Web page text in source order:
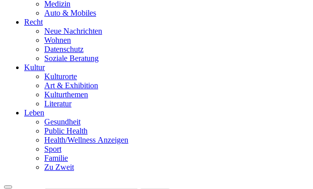
Medizin
Auto & Mobiles
Recht
Neue Nachrichten
Wohnen
Datenschutz
Soziale Beratung
Kultur
Kulturorte
Art & Exhibition
Kulturthemen
Literatur
Leben
Gesundheit
Public Health
Health/Wellness Anzeigen
Sport
Familie
Zu Zweit